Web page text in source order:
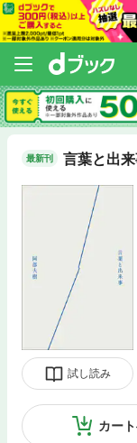
最新刊 言葉と出
試し読み
カー